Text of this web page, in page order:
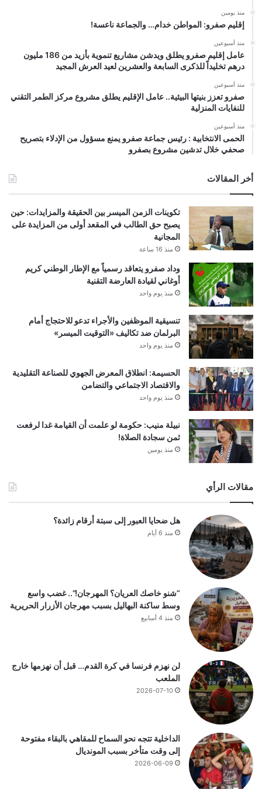
منذ يومين
إقليم صفرو: المواطن خدام… والجماعة ناعسة!
منذ أسبوعين
عامل إقليم صفرو يطلق ويدشن مشاريع تنموية بأزيد من 186 مليون
درهم تخليداً للذكرى السابعة والعشرين لعيد العرش المجيد
منذ أسبوعين
صفرو تعزز بنيتها البيئية.. عامل الإقليم يطلق مشروع مركز الطمر التقني
للنفايات المنزلية
منذ أسبوعين
الحمى الانتخابية : رئيس جماعة صفرو يمنع مسؤول من الإدلاء بتصريح
صحفي خلال تدشين مشروع بصفرو
أخر المقالات
تكوينات الزمن الميسر بين الحقيقة والمزايدات: حين
يصبح حق الطالب في المقعد أولى من المزايدة على
المجانية
منذ 16 ساعة
وداد صفرو يتعاقد رسمياً مع الإطار الوطني كريم
أوغاني لقيادة العارضة التقنية
منذ يوم واحد
تنسيقية الموظفين والأجراء تدعو للاحتجاج أمام
البرلمان ضد تكاليف «التوقيت الميسر»
منذ يوم واحد
الحسيمة: انطلاق المعرض الجهوي للصناعة التقليدية
والاقتصاد الاجتماعي والتضامن
منذ يوم واحد
نبيلة منيب: حكومة لو علمت أن القيامة غدا لرفعت
ثمن سجادة الصلاة!
منذ يومين
مقالات الرأي
هل ضحايا العبور إلى سبتة أرقام زائدة؟
منذ 6 أيام
“شنو خاصك العريان؟ المهرجان!”.. غضب واسع
وسط ساكنة البهاليل بسبب مهرجان الأزرار الحريرية
منذ 4 أسابيع
لن نهزم فرنسا في كرة القدم… قبل أن نهزمها خارج
الملعب
2026-07-10
الداخلية تتجه نحو السماح للمقاهي بالبقاء مفتوحة
إلى وقت متأخر بسبب المونديال
2026-06-09